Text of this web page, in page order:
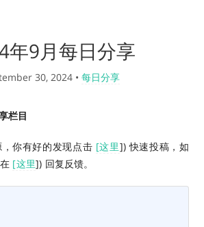
年9月每日分享
30, 2024 • 每日分享
栏目
你有好的发现点击 [这里]) 快速投稿，如
[这里]) 回复反馈。